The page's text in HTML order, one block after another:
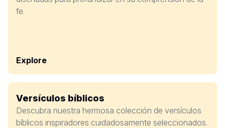
fe.
Explore
Versículos bíblicos
Descubra nuestra hermosa colección de versículos
bíblicos inspiradores cuidadosamente seleccionados.